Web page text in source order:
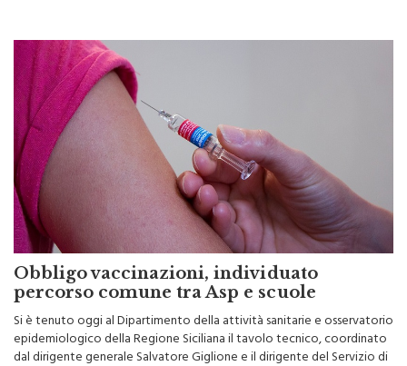
Obbligo vaccinazioni, individuato
percorso comune tra Asp e scuole
Si è tenuto oggi al Dipartimento della attività sanitarie e osservatorio